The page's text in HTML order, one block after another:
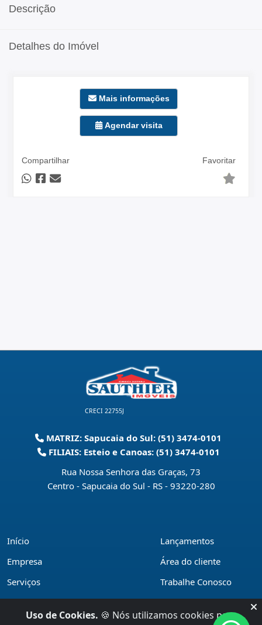
Descrição
Detalhes do Imóvel
Mais informações
Agendar visita
Compartilhar Favoritar
CRECI 22755J
MATRIZ: Sapucaia do Sul: (51) 3474-0101
FILIAIS: Esteio e Canoas: (51) 3474-0101
Rua Nossa Senhora das Graças, 73
Centro - Sapucaia do Sul - RS - 93220-280
Início
Empresa
Serviços
Financiamentos
Lançamentos
Área do cliente
Trabalhe Conosco
Políticas de privacidade
Uso de Cookies. 🍪 Nós utilizamos cookies para